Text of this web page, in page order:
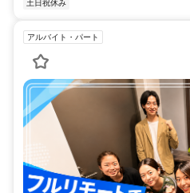
土日祝休み
アルバイト・パート